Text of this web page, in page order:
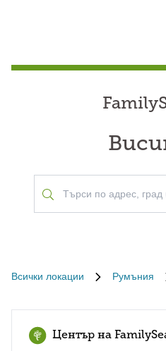
Всички локации Румъния
Център на